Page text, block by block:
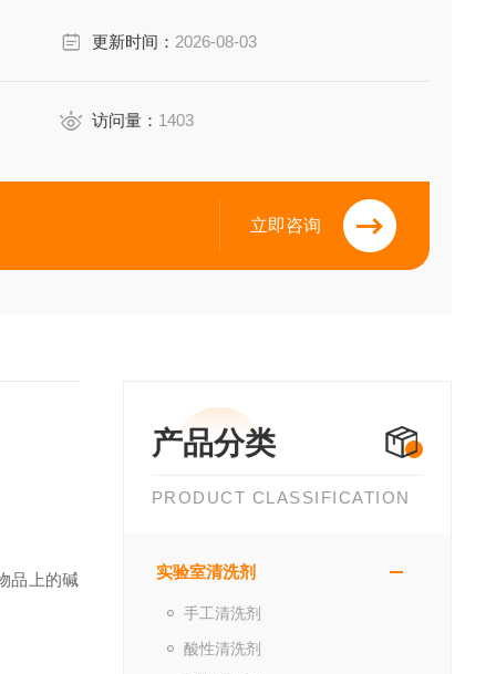
更新时间： 2026-08-03
访问量： 1403
立即咨询
产品分类
PRODUCT CLASSIFICATION
实验室清洗剂
手工清洗剂
酸性清洗剂
品上的碱